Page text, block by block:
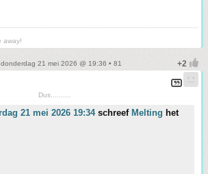
away!
donderdag 21 mei 2026 @ 19:36 • 81
Dus..........
21 mei 2026 19:34schreef Melting het